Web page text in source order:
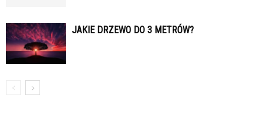
JAKIE DRZEWO DO 3 METRÓW?